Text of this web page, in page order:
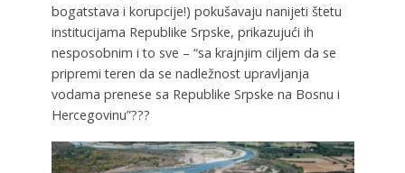
bogatstava i korupcije!) pokušavaju nanijeti štetu
institucijama Republike Srpske, prikazujući ih
nesposobnim i to sve – “sa krajnjim ciljem da se
pripremi teren da se nadležnost upravljanja
vodama prenese sa Republike Srpske na Bosnu i
Hercegovinu”???